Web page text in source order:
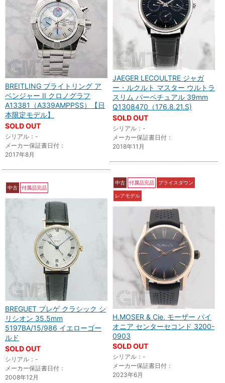
BREITLING ブライトリング ア
ベンジャー II クロノグラフ
A13381（A339AMPPSS）【日
本限定モデル】
SOLD OUT
シリアル：-
メーカー保証書日付：
2017年8月
JAEGER LECOULTRE ジャガ
ー・ルクルト マスター ウルトラ
スリム パーペチュアル 39mm
Q1308470（176.8.21.S)
SOLD OUT
シリアル：-
メーカー保証書日付：
2018年11月
中古 付属品完品
BREGUET ブレゲ クラシック シ
リシオン 35.5mm
5197BA/15/986 イエローゴー
ルド
SOLD OUT
シリアル：-
メーカー保証書日付：
2008年12月
中古 付属品完品 プライスダウン
レアモデル
H.MOSER & Cie. モーザー パイ
オニア センターセコンド 3200-
0903
SOLD OUT
シリアル：-
メーカー保証書日付：
2023年6月